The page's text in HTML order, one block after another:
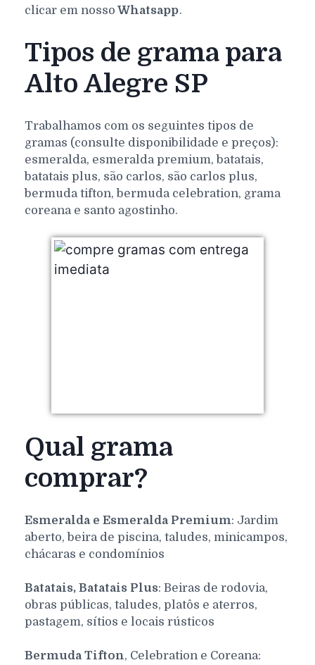
clicar em nosso Whatsapp.
Tipos de grama para
Alto Alegre SP
Trabalhamos com os seguintes tipos de
gramas (consulte disponibilidade e preços):
esmeralda, esmeralda premium, batatais,
batatais plus, são carlos, são carlos plus,
bermuda tifton, bermuda celebration, grama
coreana e santo agostinho.
Qual grama
comprar?
Esmeralda e Esmeralda Premium: Jardim
aberto, beira de piscina, taludes, minicampos,
chácaras e condomínios
Batatais, Batatais Plus: Beiras de rodovia,
obras públicas, taludes, platôs e aterros,
pastagem, sítios e locais rústicos
Bermuda Tifton, Celebration e Coreana: